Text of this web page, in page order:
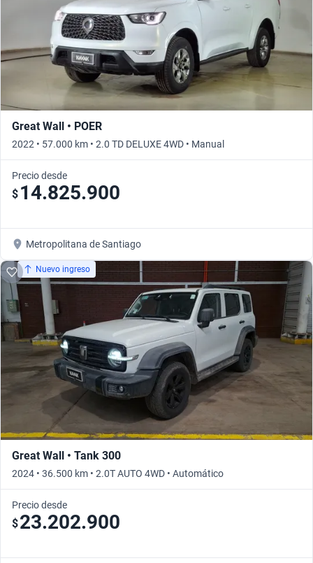
Great Wall • POER
2022 • 57.000 km • 2.0 TD DELUXE 4WD • Manual
Precio desde
$ 14.825.900
Metropolitana de Santiago
Nuevo ingreso
Great Wall • Tank 300
2024 • 36.500 km • 2.0T AUTO 4WD • Automático
Precio desde
$23.202.900